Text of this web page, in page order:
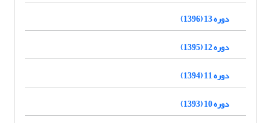
دوره 13 (1396)
دوره 12 (1395)
دوره 11 (1394)
دوره 10 (1393)